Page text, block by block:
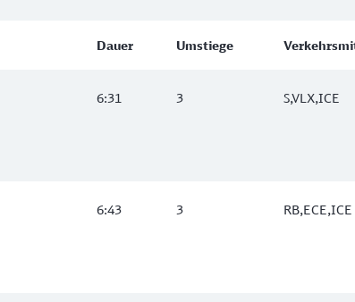
Dauer Umstiege
6:31 3 S,VLX,ICE
6:43 3 RB,ECE,ICE